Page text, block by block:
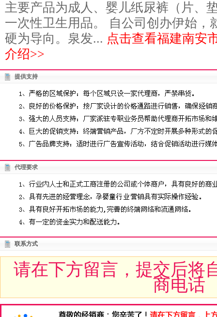
主要产品为成人、婴儿纸尿裤（片、
一次性卫生用品。 自公司创办伊始，
硬为导向。泉发... 点击查看福建南安
介绍>>
提供支持
代理要求
联系方式
请在下方留言，提交后将
商电话